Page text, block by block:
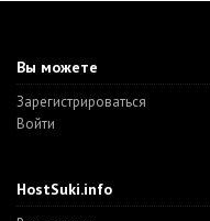
Вы можете
Зарегистрироваться
Войти
HostSuki.info